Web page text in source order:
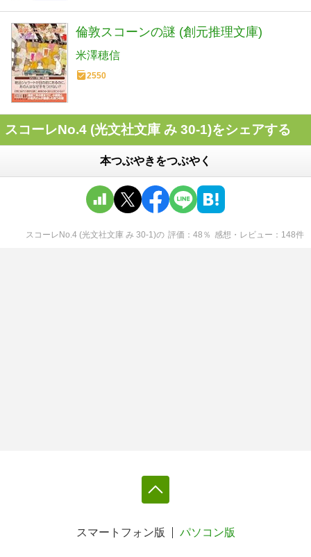
倫敦スコーンの謎 (創元推理文庫)
米澤穂信
2550
スコーレNo.4 (光文社文庫 み 30-1)をシェアする
本つぶやきをつぶやく
スコーレNo.4 (光文社文庫 み 30-1)の 評価 48 ％ 感想・レビュー 148件
スマートフォン版 パソコン版